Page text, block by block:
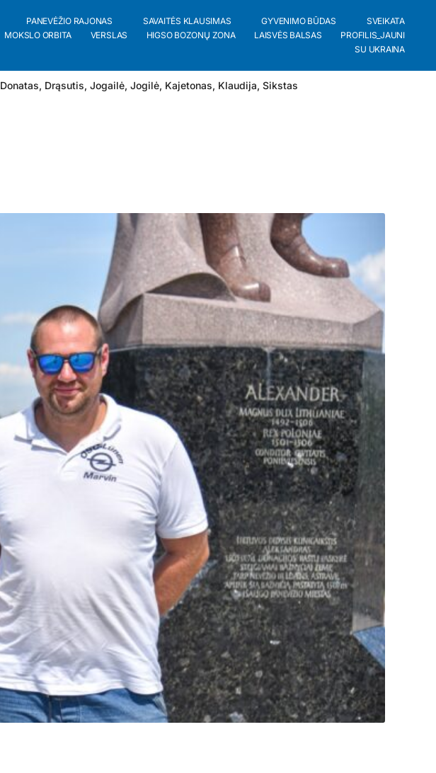
PANEVĖŽIO RAJONAS SAVAITĖS KLAUSIMAS GYVENIMO BŪDAS
SVEIKATA
MOKSLO ORBITA VERSLAS HIGSO BOZONŲ ZONA LAISVĖS BALSAS
PROFILIS_JAUNI
SU UKRAINA
Donatas, Drąsutis, Jogailė, Jogilė, Kajetonas, Klaudija, Sikstas